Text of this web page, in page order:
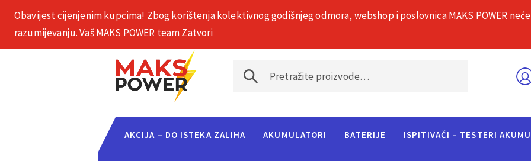
+385 1 2002 575 O nama
AKCIJA – DO ISTEKA ZALIHA AKUMULATORI BATERIJE ISPITIVAČI – TESTERI
Obavijest cijenjenim kupcima! Zbog korištenja kolektivnog godišnjeg odmora, webshop i poslovnica MAKS POWER neće
razumijevanju. Vaš MAKS POWER teamZatvori